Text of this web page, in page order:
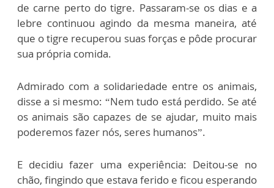
de carne perto do tigre. Passaram-se os dias e a
lebre continuou agindo da mesma maneira, até
que o tigre recuperou suas forças e pôde procurar
sua própria comida.
Admirado com a solidariedade entre os animais,
disse a si mesmo: “Nem tudo está perdido. Se até
os animais são capazes de se ajudar, muito mais
poderemos fazer nós, seres humanos”.
E decidiu fazer uma experiência: Deitou-se no
chão, fingindo que estava ferido e ficou esperando